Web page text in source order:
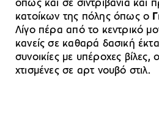
όπως και σε σιντριβάνια και
κατοίκων της πόλης όπως ο
Λίγο πέρα από το κεντρικό
κανείς σε καθαρά δασική
συνοικίες με υπέροχες βίλες,
χτισμένες σε αρτ νουβό στιλ.